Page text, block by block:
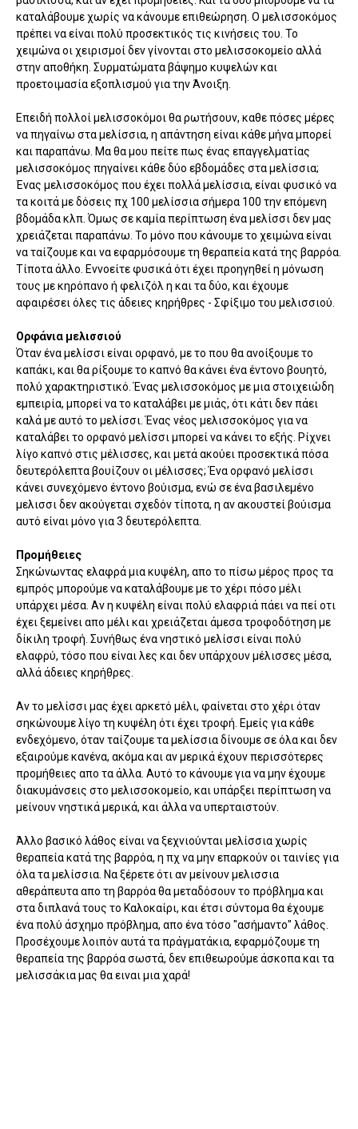
καταλάβουμε χωρίς να κάνουμε επιθεώρηση. Ο μελισσοκόμος
πρέπει να είναι πολύ προσεκτικός τις κινήσεις του. Το
χειμώνα οι χειρισμοί δεν γίνονται στο μελισσοκομείο αλλά
στην αποθήκη. Συρματώματα βάψημο κυψελών και
προετοιμασία εξοπλισμού για την Άνοιξη.
Επειδή πολλοί μελισσοκόμοι θα ρωτήσουν, καθε πόσες μέρες
να πηγαίνω στα μελίσσια, η απάντηση είναι κάθε μήνα μπορεί
και παραπάνω. Μα θα μου πείτε πως ένας επαγγελματίας
μελισσοκόμος πηγαίνει κάθε δύο εβδομάδες στα μελίσσια;
Ένας μελισσοκόμος που έχει πολλά μελίσσια, είναι φυσικό να
τα κοιτά με δόσεις πχ 100 μελίσσια σήμερα 100 την επόμενη
βδομάδα κλπ. Όμως σε καμία περίπτωση ένα μελίσσι δεν μας
χρειάζεται παραπάνω. Το μόνο που κάνουμε το χειμώνα είναι
να ταίζουμε και να εφαρμόσουμε τη θεραπεία κατά της βαρρόα.
Τίποτα άλλο. Εννοείτε φυσικά ότι έχει προηγηθεί η μόνωση
τους με κηρόπανο ή φελιζόλ η και τα δύο, και έχουμε
αφαιρέσει όλες τις άδειες κηρήθρες - Σφίξιμο του μελισσιού.
Ορφάνια μελισσιού
Όταν ένα μελίσσι είναι ορφανό, με το που θα ανοίξουμε το
καπάκι, και θα ρίξουμε το καπνό θα κάνει ένα έντονο βουητό,
πολύ χαρακτηριστικό. Ένας μελισσοκόμος με μια στοιχειώδη
εμπειρία, μπορεί να το καταλάβει με μιάς, ότι κάτι δεν πάει
καλά με αυτό το μελίσσι. Ένας νέος μελισσοκόμος για να
καταλάβει το ορφανό μελίσσι μπορεί να κάνει το εξής. Ρίχνει
λίγο καπνό στις μέλισσες, και μετά ακούει προσεκτικά πόσα
δευτερόλεπτα βουίζουν οι μέλισσες; Ένα ορφανό μελίσσι
κάνει συνεχόμενο έντονο βούισμα, ενώ σε ένα βασιλεμένο
μελισσι δεν ακούγεται σχεδόν τίποτα, η αν ακουστεί βούισμα
αυτό είναι μόνο για 3 δευτερόλεπτα.
Προμήθειες
Σηκώνωντας ελαφρά μια κυψέλη, απο το πίσω μέρος προς τα
εμπρός μπορούμε να καταλάβουμε με το χέρι πόσο μέλι
υπάρχει μέσα. Αν η κυψέλη είναι πολύ ελαφριά πάει να πεί οτι
έχει ξεμείνει απο μέλι και χρειάζεται άμεσα τροφοδότηση με
δίκιλη τροφή. Συνήθως ένα νηστικό μελίσσι είναι πολύ
ελαφρύ, τόσο που είναι λες και δεν υπάρχουν μέλισσες μέσα,
αλλά άδειες κηρήθρες.
Αν το μελίσσι μας έχει αρκετό μέλι, φαίνεται στο χέρι όταν
σηκώνουμε λίγο τη κυψέλη ότι έχει τροφή. Εμείς για κάθε
ενδεχόμενο, όταν ταίζουμε τα μελίσσια δίνουμε σε όλα και δεν
εξαιρούμε κανένα, ακόμα και αν μερικά έχουν περισσότερες
προμήθειες απο τα άλλα. Αυτό το κάνουμε για να μην έχουμε
διακυμάνσεις στο μελισσοκομείο, και υπάρξει περίπτωση να
μείνουν νηστικά μερικά, και άλλα να υπερταιστούν.
Άλλο βασικό λάθος είναι να ξεχνιούνται μελίσσια χωρίς
θεραπεία κατά της βαρρόα, η πχ να μην επαρκούν οι ταινίες για
όλα τα μελίσσια. Να ξέρετε ότι αν μείνουν μελισσια
αθεράπευτα απο τη βαρρόα θα μεταδόσουν το πρόβλημα και
στα διπλανά τους το Καλοκαίρι, και έτσι σύντομα θα έχουμε
ένα πολύ άσχημο πρόβλημα, απο ένα τόσο "ασήμαντο" λάθος.
Προσέχουμε λοιπόν αυτά τα πράγματάκια, εφαρμόζουμε τη
θεραπεία της βαρρόα σωστά, δεν επιθεωρούμε άσκοπα και τα
μελισσάκια μας θα ειναι μια χαρά!